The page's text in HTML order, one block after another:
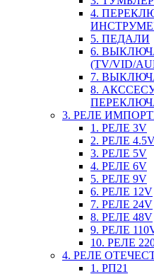
4.
5. ПЕДАЛИ
6.
(TV/VID/
7.
8.
3. РЕЛЕ
1. РЕЛЕ 3V
2. РЕЛЕ
3. РЕЛЕ 5V
4. РЕЛЕ 6V
5. РЕЛЕ 9V
6. РЕЛЕ 12V
7. РЕЛЕ 24V
8. РЕЛЕ 48V
9. РЕЛЕ
10. РЕЛЕ
4. РЕЛЕ
1. РП21